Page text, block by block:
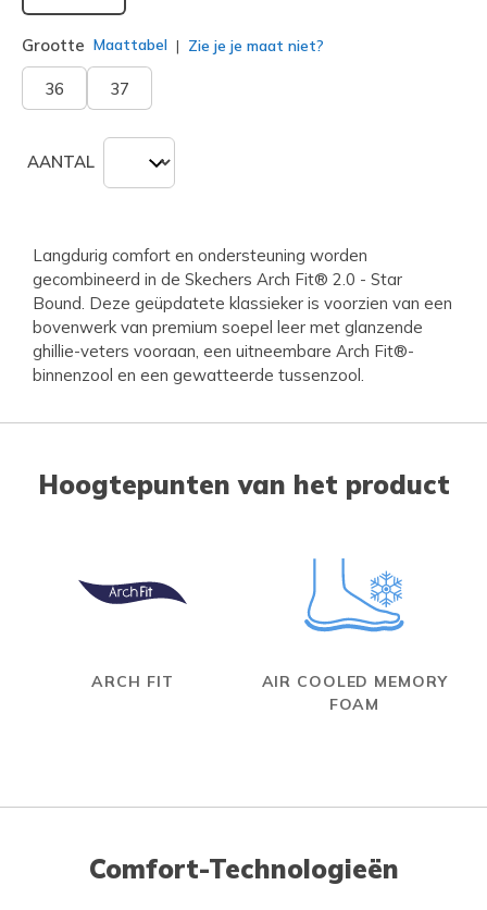
Grootte Maattabel Zie je je maat niet?
36 37
AANTAL
Langdurig comfort en ondersteuning worden
gecombineerd in de Skechers Arch Fit® 2.0 - Star
Bound. Deze geüpdatete klassieker is voorzien van een
bovenwerk van premium soepel leer met glanzende
ghillie-veters vooraan, een uitneembare Arch Fit®-
binnenzool en een gewatteerde tussenzool.
Hoogtepunten van het product
ARCH FIT
AIR COOLED MEMORY
FOAM
Comfort-Technologieën